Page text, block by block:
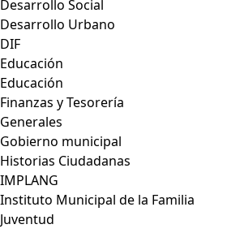
Desarrollo Social
Desarrollo Urbano
DIF
Educación
Educación
Finanzas y Tesorería
Generales
Gobierno municipal
Historias Ciudadanas
IMPLANG
Instituto Municipal de la Familia
Juventud